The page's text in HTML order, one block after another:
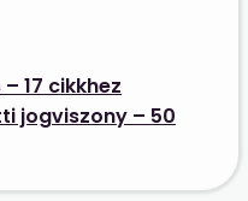
17 cikkhez
jogviszony – 50